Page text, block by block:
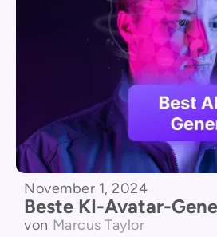
November 1, 2024
Beste KI-Avatar-
von Marcus Taylor